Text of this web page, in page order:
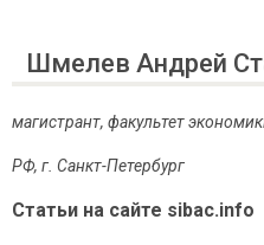
Шмелев Андрей
магистрант, факультет
РФ, г. Санкт-Петербург
Статьи на сайте sibac.info